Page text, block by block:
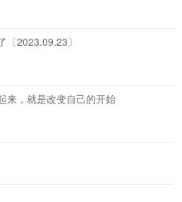
〔2023.09.23〕
来，就是改变自己的开始